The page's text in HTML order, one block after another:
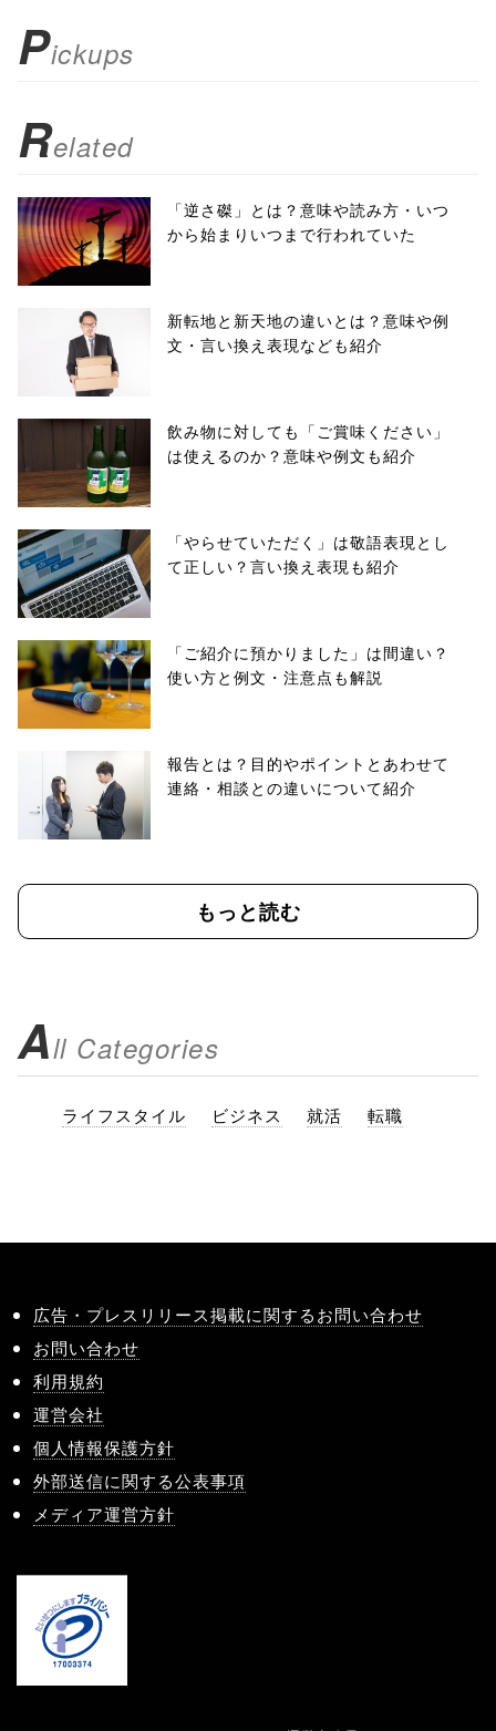
false;"> シェア
Pickups
Related
「逆さ磔」とは？意味や読み方・いつ
から始まりいつまで行われていた
新転地と新天地の違いとは？意味や例
文・言い換え表現なども紹介
飲み物に対しても「ご賞味ください」
は使えるのか？意味や例文も紹介
「やらせていただく」は敬語表現とし
て正しい？言い換え表現も紹介
「ご紹介に預かりました」は間違い？
使い方と例文・注意点も解説
報告とは？目的やポイントとあわせて
連絡・相談との違いについて紹介
もっと読む
All Categories
ライフスタイル ビジネス 就活 転職
広告・プレスリリース掲載に関するお問い合わせ
お問い合わせ
利用規約
運営会社
個人情報保護方針
外部送信に関する公表事項
メディア運営方針